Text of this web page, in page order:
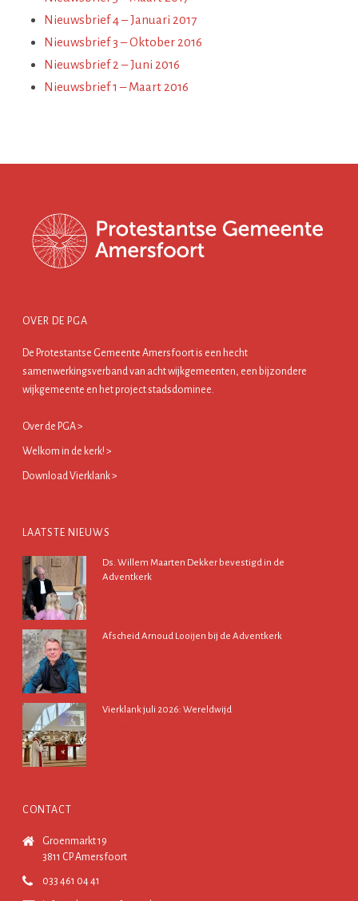
Nieuwsbrief 4 – Januari 2017
Nieuwsbrief 3 – Oktober 2016
Nieuwsbrief 2 – Juni 2016
Nieuwsbrief 1 – Maart 2016
OVER DE PGA
De Protestantse Gemeente Amersfoort is een hecht
samenwerkingsverband van acht wijkgemeenten, een bijzondere
wijkgemeente en het project stadsdominee.
Over de PGA >
Welkom in de kerk! >
Download Vierklank >
LAATSTE NIEUWS
Ds. Willem Maarten Dekker bevestigd in de
Adventkerk
Afscheid Arnoud Looijen bij de Adventkerk
Vierklank juli 2026: Wereldwijd
CONTACT
Groenmarkt 19
3811 CP Amersfoort
033 461 04 41